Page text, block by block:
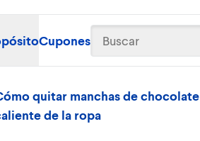
Cupones Buscar
quitar manchas de chocolate
de la ropa